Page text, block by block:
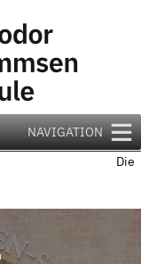
NAVIGATION